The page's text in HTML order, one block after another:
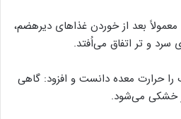
بعد از خوردن غذاهای دیرهضم،
و تر اتفاق می‌اُفتد.
حرارت معده دانست و افزود: گاهی
خشکی می‌شود.